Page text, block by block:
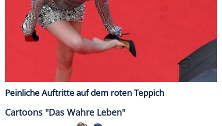
Peinliche Auftritte auf dem roten Teppich
Cartoons "Das Wahre Leben"